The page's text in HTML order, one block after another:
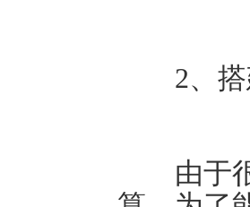
2、搭
由于很